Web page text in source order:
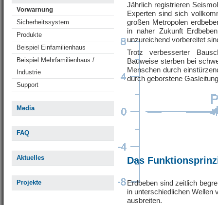
Vorwarnung
Sicherheitssystem
Produkte
Beispiel Einfamilienhaus
Beispiel Mehrfamilienhaus /
Industrie
Support
Media
FAQ
Aktuelles
Projekte
Jährlich registrieren
Experten sind sich
großen Metropolen
in naher Zukunft
unzureichend vorbereitet
Trotz verbesserter
Bauweise sterben bei
Menschen durch
durch geborstene
Das
Erdbeben sind zeitlich
in unterschiedlichen Wellen
ausbreiten.